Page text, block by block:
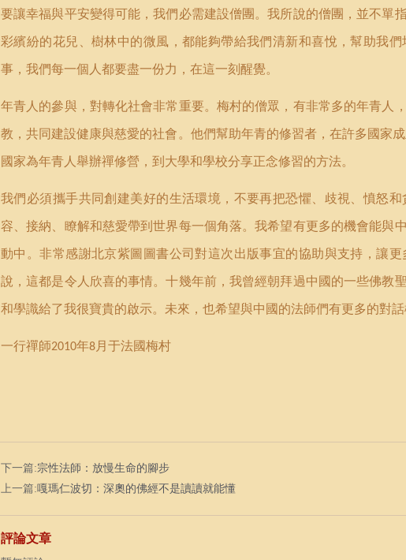
要讓幸福與平安變得可能，我們必需建設僧團。我所說的僧團，並不單
彩繽紛的花兒、樹林中的微風，都能夠帶給我們清新和喜悅，幫助我
事，我們每一個人都要盡一份力，在這一刻醒覺。
年青人的參與，對轉化社會非常重要。梅村的僧眾，有非常多的年青人
教，共同建設健康與慈愛的社會。他們幫助年青的修習者，在許多國家
國家為年青人舉辦禪修營，到大學和學校分享正念修習的方法。
我們必須攜手共同創建美好的生活環境，不要再把恐懼、歧視、憤怒
容、接納、瞭解和慈愛帶到世界每一個角落。我希望有更多的機會能與
動中。非常感謝北京紫圖圖書公司對這次出版事宜的協助與支持，讓
說，這都是令人欣喜的事情。十幾年前，我曾經朝拜過中國的一些佛教
和學識給了我很寶貴的啟示。未來，也希望與中國的法師們有更多的對話
一行禪師2010年8月于法國梅村
下一篇:宗性法師：放慢生命的腳步
上一篇:嘎瑪仁波切：深奧的佛經不是讀讀就能懂
評論文章